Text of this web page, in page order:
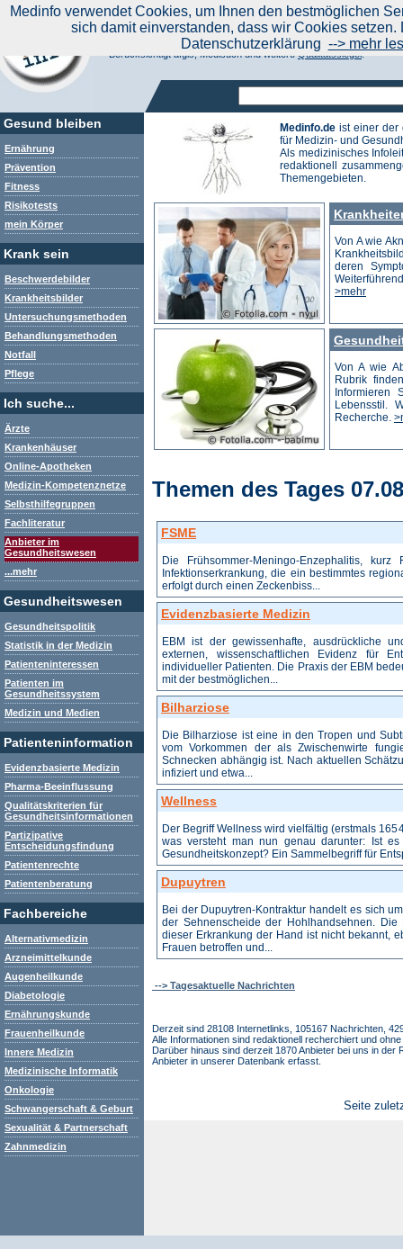
Medinfo.de ist einer der
für Medizin- und
Als medizinisches
redaktionell
Themengebieten.
Von A wie
deren
>mehr
Von A wie
Rubrik
Informieren
Lebensstil.
Recherche.
Themen des Tages
FSME
Die Frühsommer-Meningo-Enzephalitis,
Infektionserkrankung, die ein bestimmtes
erfolgt durch einen Zeckenbiss...
Evidenzbasierte Medizin
EBM ist der gewissenhafte, ausdrückliche
externen, wissenschaftlichen Evidenz für
individueller Patienten. Die Praxis der EBM
mit der bestmöglichen...
Bilharziose
Die Bilharziose ist eine in den Tropen und
vom Vorkommen der als Zwischenwirte
Schnecken abhängig ist. Nach aktuellen
infiziert und etwa...
Wellness
Der Begriff Wellness wird vielfältig (erstmals
was versteht man nun genau darunter: Ist
Gesundheitskonzept? Ein Sammelbegriff für
Dupuytren
Bei der Dupuytren-Kontraktur handelt es sich
der Sehnenscheide der Hohlhandsehnen.
dieser Erkrankung der Hand ist nicht bekannt,
Frauen betroffen und...
--> Tagesaktuelle Nachrichten
Derzeit sind 28108 Internetlinks, 105167 Nachrichten,
Alle Informationen sind redaktionell recherchiert und
Darüber hinaus sind derzeit 1870 Anbieter bei uns in der
Anbieter in unserer Datenbank erfasst.
Seite
Gesund bleiben
Ernährung
Prävention
Fitness
Risikotests
mein Körper
Krank sein
Beschwerdebilder
Krankheitsbilder
Untersuchungsmethoden
Behandlungsmethoden
Notfall
Pflege
Ich suche...
Ärzte
Krankenhäuser
Online-Apotheken
Medizin-Kompetenznetze
Selbsthilfegruppen
Fachliteratur
Anbieter im
Gesundheitswesen
...mehr
Gesundheitswesen
Gesundheitspolitik
Statistik in der Medizin
Patienteninteressen
Patienten im
Gesundheitssystem
Medizin und Medien
Patienteninformation
Evidenzbasierte Medizin
Pharma-Beeinflussung
Qualitätskriterien für
Gesundheitsinformationen
Partizipative
Entscheidungsfindung
Patientenrechte
Patientenberatung
Fachbereiche
Alternativmedizin
Arzneimittelkunde
Augenheilkunde
Diabetologie
Ernährungskunde
Frauenheilkunde
Innere Medizin
Medizinische Informatik
Onkologie
Schwangerschaft & Geburt
Sexualität & Partnerschaft
Zahnmedizin
Aktuelle Nachrichten|
Suchen Sie noch oder Finden Sie schon?
Medinfo.de - Meta-Portal für Gesundheitsthemen
Berücksichtigt afgis, Medisuch und weitereQualitätssiegel.
Medinfo verwendet Cookies, um Ihnen den bestmöglichen
sich damit einverstanden, dass wir Cookies
Datenschutzerklärung --> mehr